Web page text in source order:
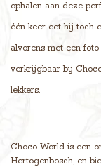
ophalen aan deze
één keer eet hij toch
alvorens met een
verkrijgbaar bij
lekkers.
Choco World is een
Hertogenbosch, en